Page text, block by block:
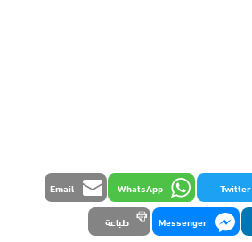
Twitter
WhatsApp
Email
Messenger طباعة